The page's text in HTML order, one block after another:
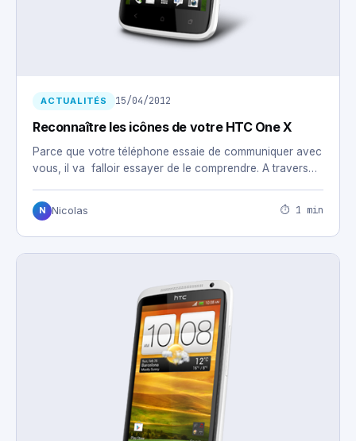
ACTUALITÉS 15/04/2012
Reconnaître les icônes de votre HTC One X
Parce que votre téléphone essaie de communiquer avec
vous, il va falloir essayer de le comprendre. A travers…
N Nicolas ⏱ 1 min